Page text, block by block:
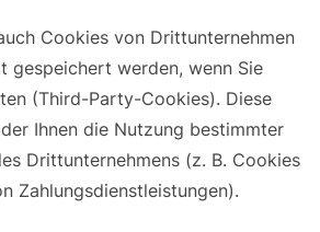
Cookies von Drittunternehmen
gespeichert werden, wenn Sie
(Third-Party-Cookies). Diese
Ihnen die Nutzung bestimmter
Drittunternehmens (z. B. Cookies
Zahlungsdienstleistungen).